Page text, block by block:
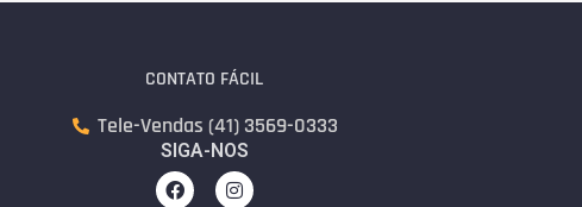
CONTATO FÁCIL
Tele-Vendas (41) 3569-0333
SIGA-NOS